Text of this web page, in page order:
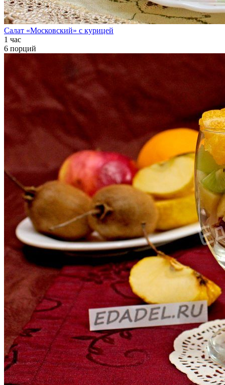
Салат «Московский» с курицей
1 час
6 порций